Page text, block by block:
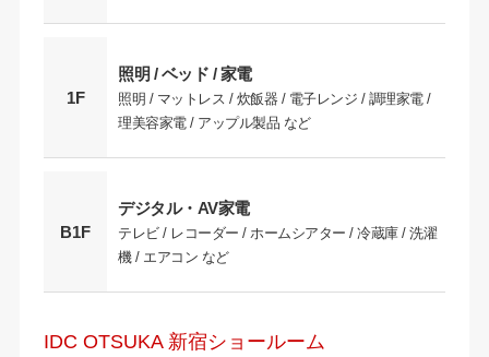
1F
照明 / ベッド / 家電
照明 / マットレス / 炊飯器 / 電子レンジ / 調理家電 /
理美容家電 / アップル製品 など
B1F
デジタル・AV家電
テレビ / レコーダー / ホームシアター / 冷蔵庫 / 洗濯
機 / エアコン など
IDC OTSUKA 新宿ショールーム